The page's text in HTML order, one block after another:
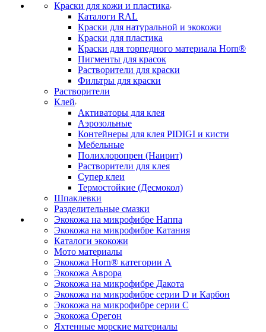
Краски для кожи и пластика
Каталоги RAL
Краски для натуральной и экокожи
Краски для пластика
Краски для торпедного материала Horn®
Пигменты для красок
Растворители для краски
Фильтры для краски
Растворители
Клей
Активаторы для клея
Аэрозольные
Контейнеры для клея PIDIGI и кисти
Мебельные
Полихлоропрен (Наирит)
Растворители для клея
Супер клеи
Термостойкие (Десмокол)
Шпаклевки
Разделительные смазки
Экокожа на микрофибре Наппа
Экокожа на микрофибре Катания
Каталоги экокожи
Мото материалы
Экокожа Horn® категории A
Экокожа Аврора
Экокожа на микрофибре Дакота
Экокожа на микрофибре серии D и Карбон
Экокожа на микрофибре серии С
Экокожа Орегон
Яхтенные морские материалы